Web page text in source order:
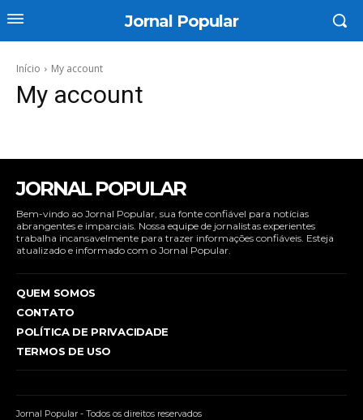
Jornal Popular
Início My account
My account
JORNAL POPULAR
Bem-vindo ao Jornal Popular, sua fonte confiável para notícias
abrangentes e imparciais. Nossa equipe de jornalistas experientes
trabalha incansavelmente para trazer informações confiáveis. Esteja
atualizado e informado com o Jornal Popular.
QUEM SOMOS
CONTATO
POLÍTICA DE PRIVACIDADE
TERMOS DE USO
Jornal Popular - Todos os direitos reservados